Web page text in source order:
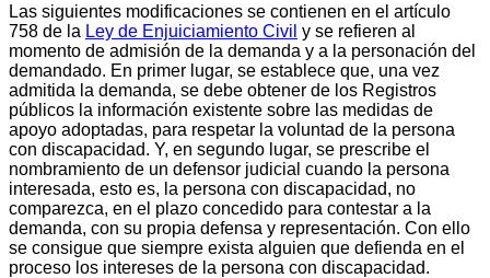
Las siguientes modificaciones se contienen en el artículo
758 de la Ley de Enjuiciamiento Civil y se refieren al
momento de admisión de la demanda y a la personación del
demandado. En primer lugar, se establece que, una vez
admitida la demanda, se debe obtener de los Registros
públicos la información existente sobre las medidas de
apoyo adoptadas, para respetar la voluntad de la persona
con discapacidad. Y, en segundo lugar, se prescribe el
nombramiento de un defensor judicial cuando la persona
interesada, esto es, la persona con discapacidad, no
comparezca, en el plazo concedido para contestar a la
demanda, con su propia defensa y representación. Con ello
se consigue que siempre exista alguien que defienda en el
proceso los intereses de la persona con discapacidad.